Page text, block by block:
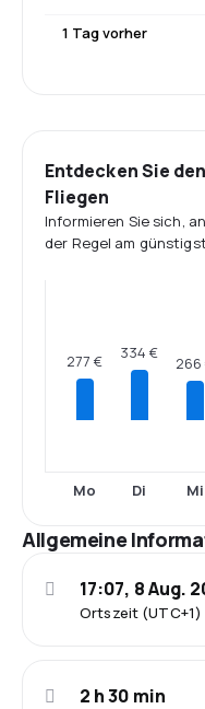
1 Tag vorher
Entdecken Sie
Fliegen
Informieren Sie sich,
der Regel am
277 €
Mo
334 €
Di
266
Mi
Allgemeine
Ortszeit (UTC+1)
17:07, 8 Aug.
2 h 30 min